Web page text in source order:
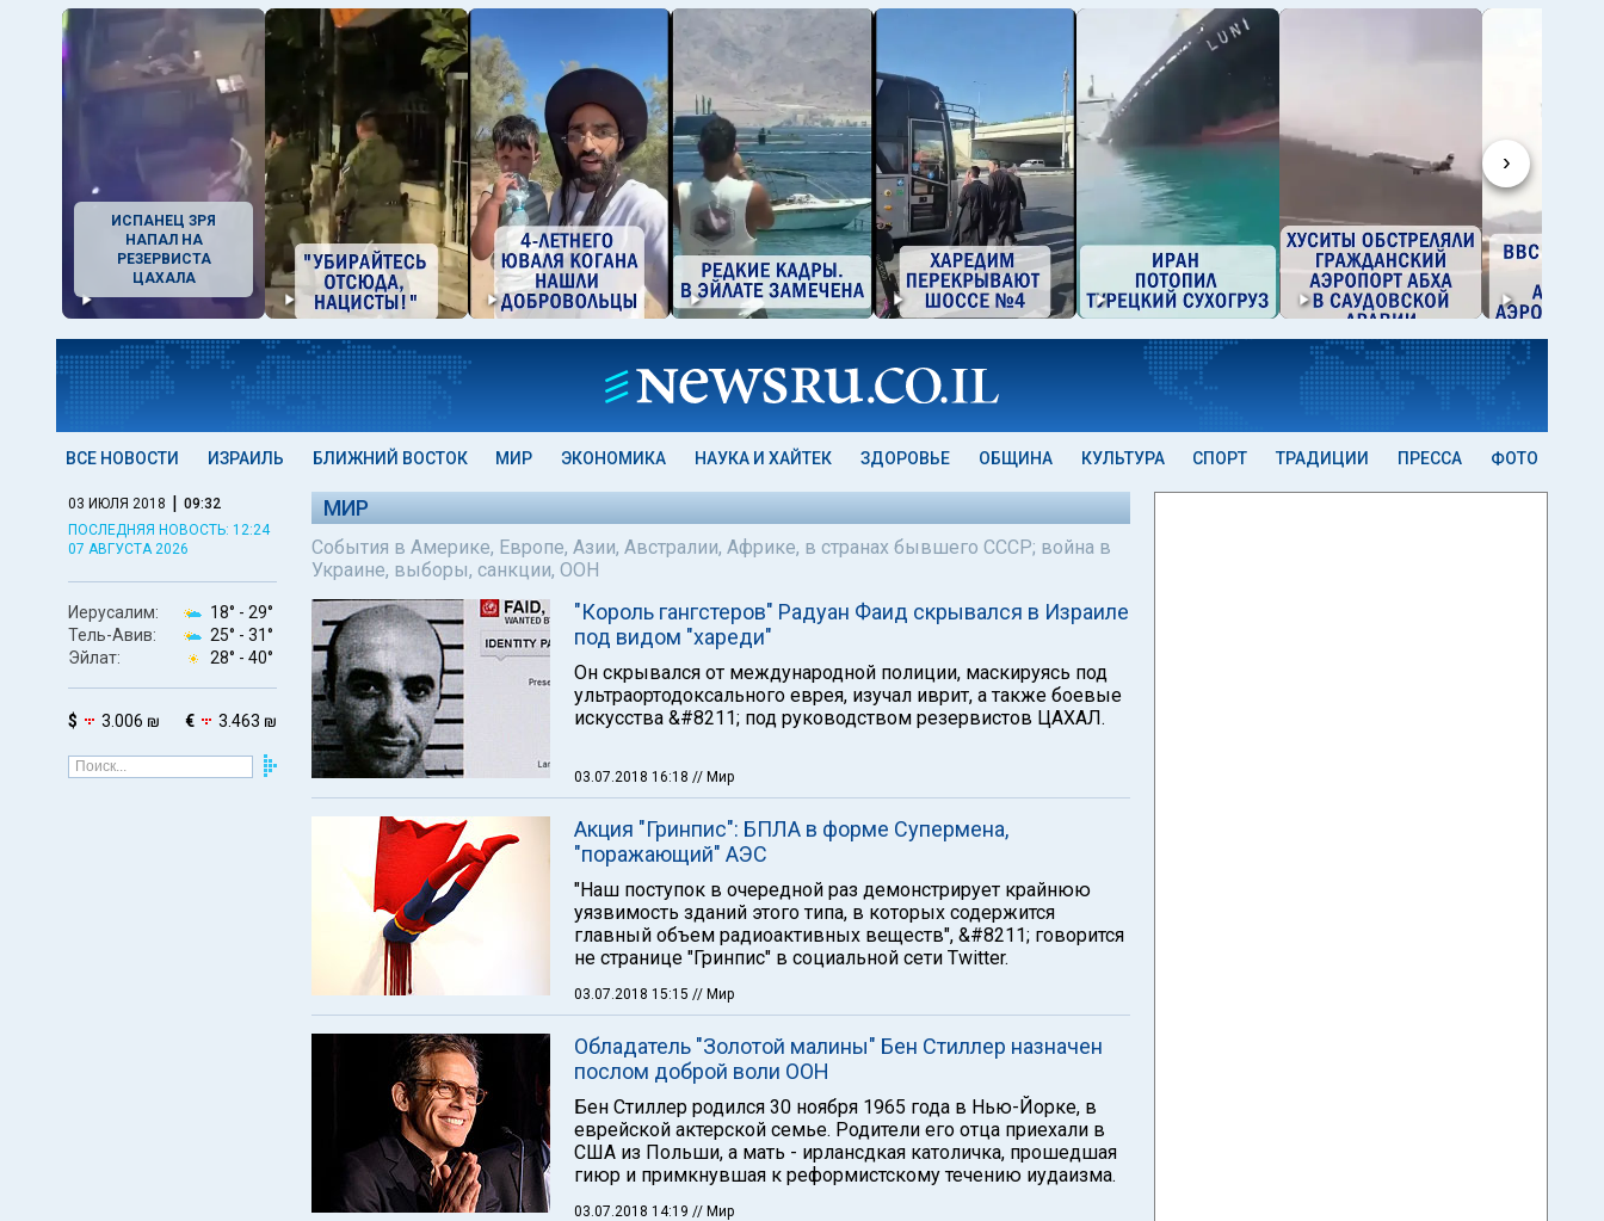
›
ИСПАНЕЦ ЗРЯ
НАПАЛ НА
РЕЗЕРВИСТА
ЦАХАЛА
ВСЕ НОВОСТИ ИЗРАИЛЬ БЛИЖНИЙ ВОСТОК МИР ЭКОНОМИКА НАУКА И ХАЙТЕК ЗДОРОВЬЕ ОБЩИНА КУЛЬТУРА СПОРТ ТРАДИЦИИ ПРЕССА ФОТО
03 ИЮЛЯ 2018 | 09:32
ПОСЛЕДНЯЯ НОВОСТЬ: 12:24
07 АВГУСТА 2026
Иерусалим: 18° - 29°
Тель-Авив:
25° - 31°
Эйлат:
28° - 40°
$ 3.006 ₪ € 3.463 ₪
МИР
События в Америке, Европе, Азии, Австралии, Африке, в странах бывшего СССР; война в
Украине, выборы, санкции, ООН
"Король гангстеров" Радуан Фаид скрывался в Израиле
под видом "хареди"
Он скрывался от международной полиции, маскируясь под
ультраортодоксального еврея, изучал иврит, а также боевые
искусства &#8211; под руководством резервистов ЦАХАЛ.
03.07.2018 16:18 // Мир
Акция "Гринпис": БПЛА в форме Супермена,
"поражающий" АЭС
"Наш поступок в очередной раз демонстрирует крайнюю
уязвимость зданий этого типа, в которых содержится
главный объем радиоактивных веществ", &#8211; говорится
не странице "Гринпис" в социальной сети Twitter.
03.07.2018 15:15 // Мир
Обладатель "Золотой малины" Бен Стиллер назначен
послом доброй воли ООН
Бен Стиллер родился 30 ноября 1965 года в Нью-Йорке, в
еврейской актерской семье. Родители его отца приехали в
США из Польши, а мать - ирлансдкая католичка, прошедшая
гиюр и примкнувшая к реформистскому течению иудаизма.
03.07.2018 14:19 // Мир